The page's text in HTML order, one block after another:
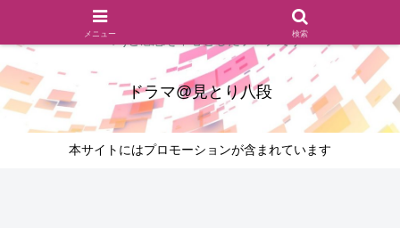
ドラマのシーンとセリフを切り取ったあらすじレビュー(復習ネタ
バレ)と感想を中心としたブログです
ドラマ@見とり八段
本サイトにはプロモーションが含まれています
メニュー 検索